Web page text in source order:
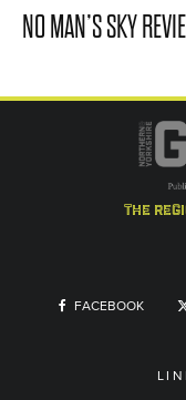
NO MAN’S SKY
the
FACEBOOK